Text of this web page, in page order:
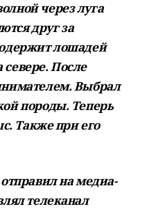
через луга
друг за
лошадей
После
Выбрал
породы. Теперь
Также при его
на медиа-
телеканал